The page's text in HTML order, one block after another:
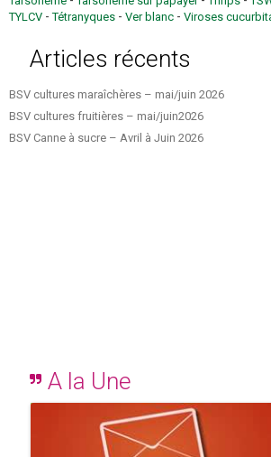
TYLCV -Tétranyques - Ver blanc - Viroses
Articles récents
BSV cultures maraîchères – mai/juin 2026
BSV cultures fruitières – mai/juin2026
BSV Canne à sucre – Avril à Juin 2026
A la Une